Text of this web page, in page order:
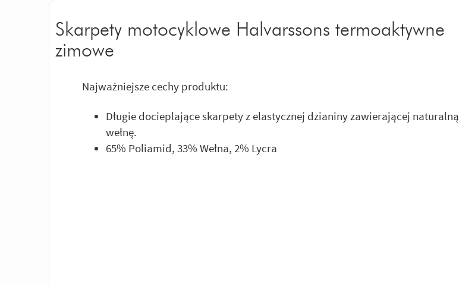
Skarpety motocyklowe Halvarssons termoaktywne
zimowe
Najważniejsze cechy produktu:
Długie docieplające skarpety z elastycznej dzianiny zawierającej naturalną
wełnę.
65% Poliamid, 33% Wełna, 2% Lycra